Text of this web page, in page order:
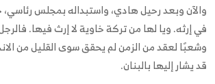
والآن وبعد رحيل هادي، واستبداله بمجلس رئاسي،
في إرثه. ويا لها من تركة خاوية لا إرث فيها.
وشعبًا لعقد من الزمن لم يحقق سوى القليل من
قد يشار إليها بالبنان.